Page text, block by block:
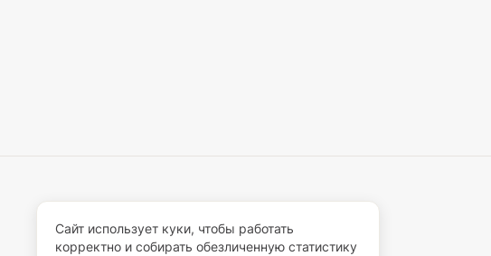
Сайт использует куки, чтобы работать
корректно и собирать обезличенную статистику